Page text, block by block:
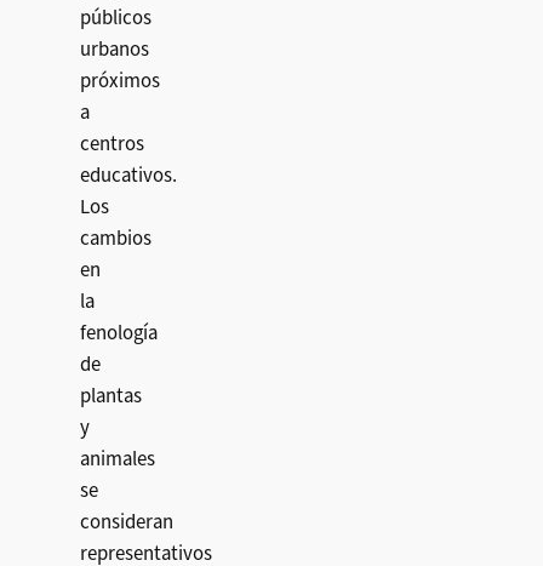
públicos
urbanos
próximos
a
centros
educativos.
Los
cambios
en
la
fenología
de
plantas
y
animales
se
consideran
representativos